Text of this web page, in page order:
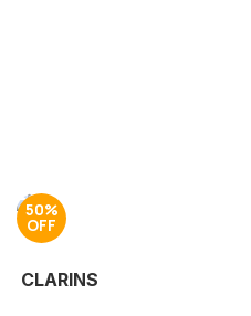
50%
CLARINS